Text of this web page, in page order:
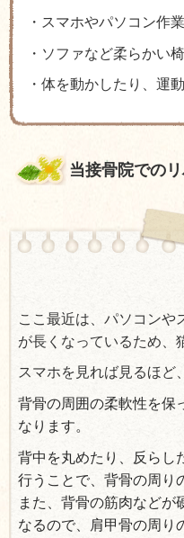
・スマホやパソコン作
・ソファなど柔らかい
・体を動かしたり、運
当接骨院での
ここ最近は、パソコンや
が長くなっているため、
スマホを見れば見るほど
背骨の周囲の柔軟性を保
なります。
背中を丸めたり、反らし
行うことで、背骨の周り
また、背骨の筋肉などが
なるので、
肩甲骨の周り